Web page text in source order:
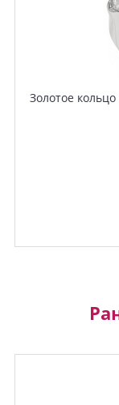
Золотое